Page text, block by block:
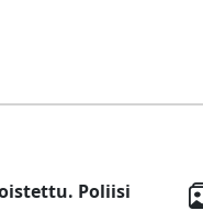
Poliisi